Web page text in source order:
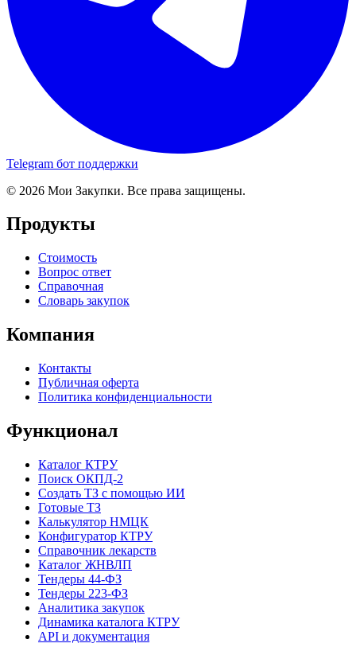
Telegram бот поддержки
© 2026 Мои Закупки. Все права защищены.
Продукты
Стоимость
Вопрос ответ
Справочная
Словарь закупок
Компания
Контакты
Публичная оферта
Политика конфиденциальности
Функционал
Каталог КТРУ
Поиск ОКПД-2
Создать ТЗ с помощью ИИ
Готовые ТЗ
Калькулятор НМЦК
Конфигуратор КТРУ
Справочник лекарств
Каталог ЖНВЛП
Тендеры 44-ФЗ
Тендеры 223-ФЗ
Аналитика закупок
Динамика каталога КТРУ
API и документация